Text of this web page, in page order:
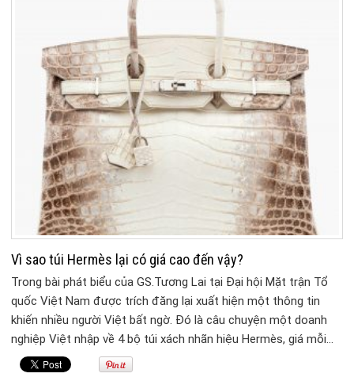
Vì sao túi Hermès lại có giá cao đến vậy?
Trong bài phát biểu của GS.Tương Lai tại Đại hội Mặt trận Tổ
quốc Việt Nam được trích đăng lại xuất hiện một thông tin
khiến nhiều người Việt bất ngờ. Đó là câu chuyện một doanh
nghiệp Việt nhập về 4 bộ túi xách nhãn hiệu Hermès, giá mỗi…